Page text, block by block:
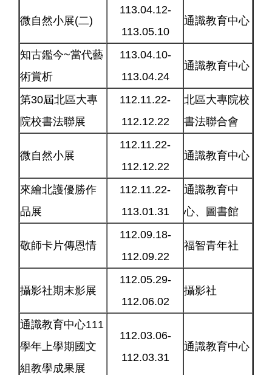
微自然小展(二)
113.04.12-
113.05.10
通識教育中心
知古鑑今~當代藝
術賞析
113.04.10-
113.04.24
通識教育中心
第30屆北區大專
院校書法聯展
112.11.22-
112.12.22
北區大專院校
書法聯合會
微自然小展
112.11.22-
112.12.22
通識教育中心
來繪北護優勝作
品展
112.11.22-
113.01.31
通識教育中
心、圖書館
敬師卡片傳恩情
112.09.18-
112.09.22
福智青年社
攝影社期末影展
112.05.29-
112.06.02
攝影社
通識教育中心111
學年上學期國文
組教學成果展
112.03.06-
112.03.31
通識教育中心